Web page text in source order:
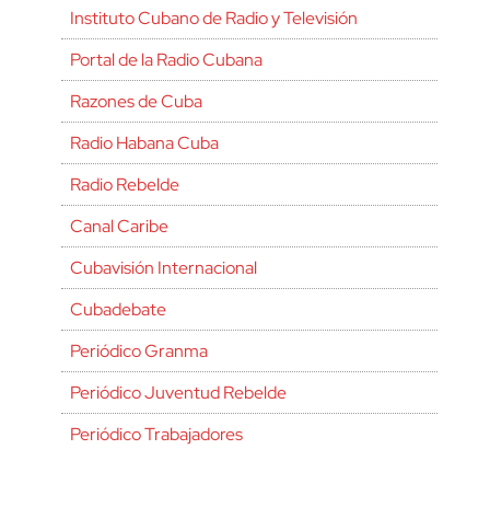
Instituto Cubano de Radio y Televisión
Portal de la Radio Cubana
Razones de Cuba
Radio Habana Cuba
Radio Rebelde
Canal Caribe
Cubavisión Internacional
Cubadebate
Periódico Granma
Periódico Juventud Rebelde
Periódico Trabajadores